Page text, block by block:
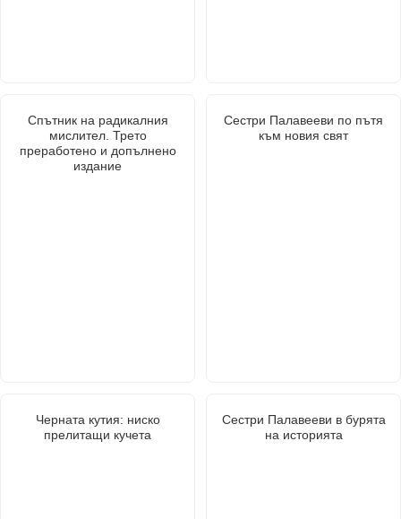
Спътник на радикалния
мислител. Трето
преработено и допълнено
издание
Сестри Палавееви по пътя
към новия свят
Черната кутия: ниско
прелитащи кучета
Сестри Палавееви в бурята
на историята